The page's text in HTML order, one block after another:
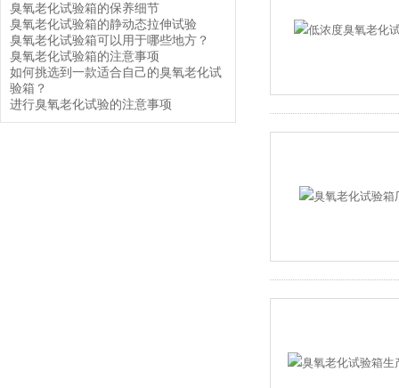
臭氧老化试验箱的保养细节
臭氧老化试验箱的静动态拉伸试验
臭氧老化试验箱可以用于哪些地方？
臭氧老化试验箱的注意事项
如何挑选到一款适合自己的臭氧老化试
验箱？
进行臭氧老化试验的注意事项